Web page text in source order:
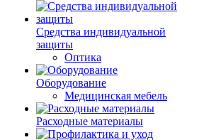
Средства индивидуальной
защиты
Оптика
Оборудование
Медицинская мебель
Расходные материалы